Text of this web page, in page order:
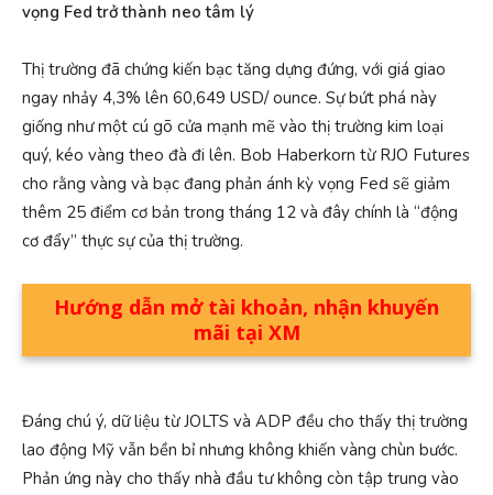
vọng Fed trở thành neo tâm lý
Thị trường đã chứng kiến bạc tăng dựng đứng, với giá giao
ngay nhảy 4,3% lên 60,649 USD/ ounce. Sự bứt phá này
giống như một cú gõ cửa mạnh mẽ vào thị trường kim loại
quý, kéo vàng theo đà đi lên. Bob Haberkorn từ RJO Futures
cho rằng vàng và bạc đang phản ánh kỳ vọng Fed sẽ giảm
thêm 25 điểm cơ bản trong tháng 12 và đây chính là “động
cơ đẩy” thực sự của thị trường.
Hướng dẫn mở tài khoản, nhận khuyến
mãi tại XM
Đáng chú ý, dữ liệu từ JOLTS và ADP đều cho thấy thị trường
lao động Mỹ vẫn bền bỉ nhưng không khiến vàng chùn bước.
Phản ứng này cho thấy nhà đầu tư không còn tập trung vào